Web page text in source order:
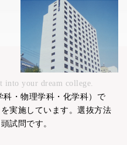
into your dream college.
・物理学科・化学科）で
実施しています。選抜方法
試問です。